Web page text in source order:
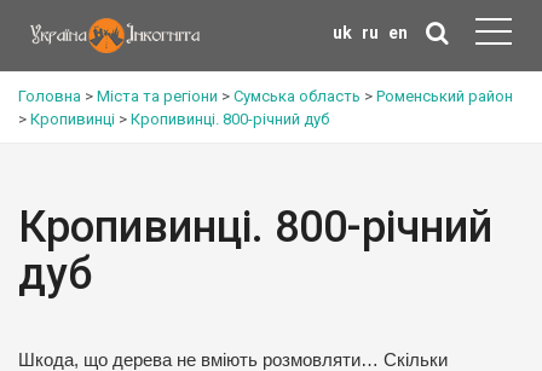
uk ru en
Головна > Міста та регіони > Сумська область > Роменський район
> Кропивинці > Кропивинці. 800-річний дуб
Кропивинці. 800-річний
дуб
Шкода, що дерева не вміють розмовляти… Скільки